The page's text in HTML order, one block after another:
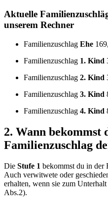
Aktuelle
unserem Rechner
Familienzuschlag Ehe
Familienzuschlag 1. Kind
Familienzuschlag 2. Kind
Familienzuschlag 3. Kind
Familienzuschlag 4. Kind
2. Wann bekommst
Familienzuschlag
Die Stufe 1 bekommst du in der
Auch verwitwete oder
erhalten, wenn sie zum
Abs.2).